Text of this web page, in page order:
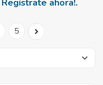
Regístrate ahora!.
5